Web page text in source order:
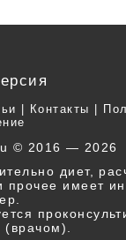
| Контакты |
© 2016 — 2026
диет,
прочее имеет